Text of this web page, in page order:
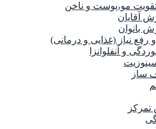
مو،پوست و ناخن
آقایان
بانوان
نیاز (غذایی و درمانی)
و آنفلوانزا
ساز
تمرکز